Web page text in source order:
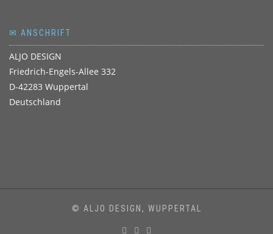
✉ ANSCHRIFT
ALJO DESIGN
Friedrich-Engels-Allee 332
D-42283 Wuppertal
Deutschland
© ALJO DESIGN, WUPPERTAL